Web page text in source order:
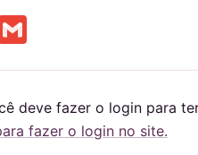
l
deve fazer o login para
fazer o login no site.